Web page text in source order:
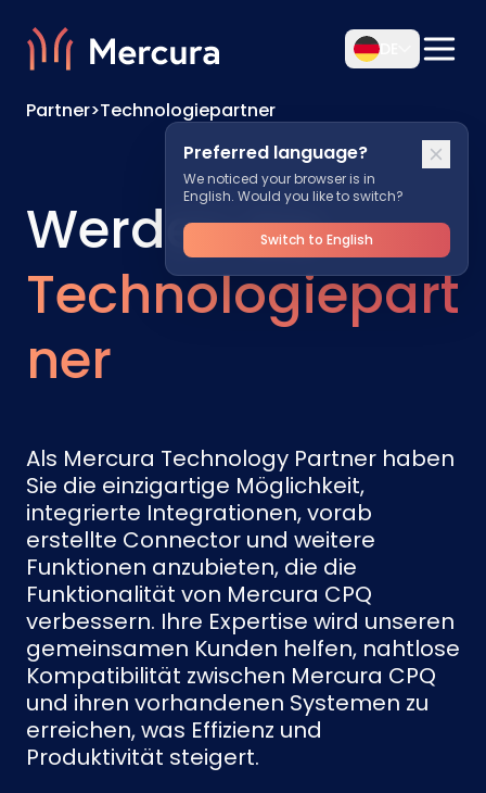
Preferred language?
We noticed your browser is in
English. Would you like to switch?
Switch to English
Partner>Technologiepartner
Werden Sie
Technologiepart
ner
Als Mercura Technology Partner haben
Sie die einzigartige Möglichkeit,
integrierte Integrationen, vorab
erstellte Connector und weitere
Funktionen anzubieten, die die
Funktionalität von Mercura CPQ
verbessern. Ihre Expertise wird unseren
gemeinsamen Kunden helfen, nahtlose
Kompatibilität zwischen Mercura CPQ
und ihren vorhandenen Systemen zu
erreichen, was Effizienz und
Produktivität steigert.